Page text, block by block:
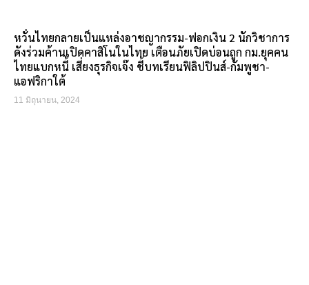
หวั่นไทยกลายเป็นแหล่งอาชญากรรม-ฟอกเงิน 2 นักวิชาการ
ดังร่วมค้านเปิดคาสิโนในไทย เตือนภัยเปิดบ่อนถูก กม.ยุคคน
ไทยแบกหนี้ เสี่ยงธุรกิจเจ๊ง ชี้บทเรียนฟิลิปปินส์-กัมพูชา-
แอฟริกาใต้
11 มิถุนายน, 2024